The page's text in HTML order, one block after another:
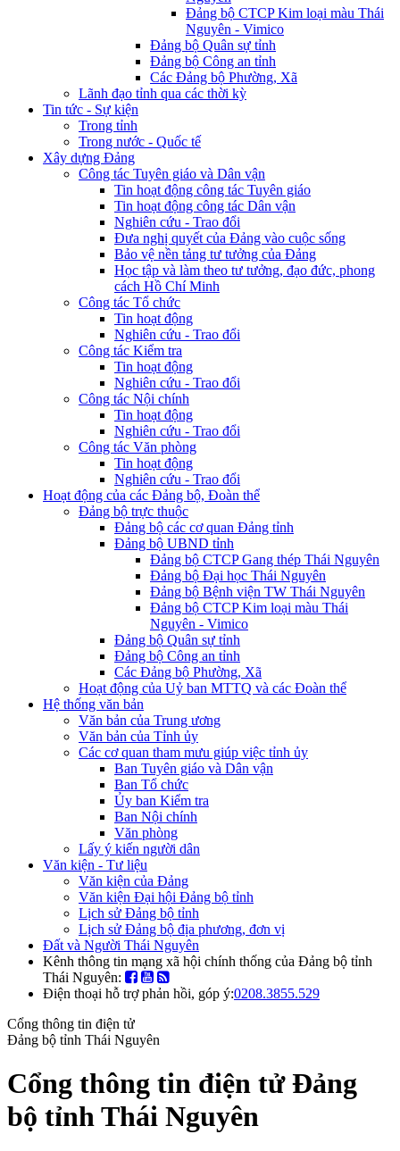
Đảng bộ CTCP Kim loại màu Thái
Nguyên - Vimico
Đảng bộ Quân sự tỉnh
Đảng bộ Công an tỉnh
Các Đảng bộ Phường, Xã
Lãnh đạo tỉnh qua các thời kỳ
Tin tức - Sự kiện
Trong tỉnh
Trong nước - Quốc tế
Xây dựng Đảng
Công tác Tuyên giáo và Dân vận
Tin hoạt động công tác Tuyên giáo
Tin hoạt động công tác Dân vận
Nghiên cứu - Trao đổi
Đưa nghị quyết của Đảng vào cuộc sống
Bảo vệ nền tảng tư tưởng của Đảng
Học tập và làm theo tư tưởng, đạo đức, phong
cách Hồ Chí Minh
Công tác Tổ chức
Tin hoạt động
Nghiên cứu - Trao đổi
Công tác Kiểm tra
Tin hoạt động
Nghiên cứu - Trao đổi
Công tác Nội chính
Tin hoạt động
Nghiên cứu - Trao đổi
Công tác Văn phòng
Tin hoạt động
Nghiên cứu - Trao đổi
Hoạt động của các Đảng bộ, Đoàn thể
Đảng bộ trực thuộc
Đảng bộ các cơ quan Đảng tỉnh
Đảng bộ UBND tỉnh
Đảng bộ CTCP Gang thép Thái Nguyên
Đảng bộ Đại học Thái Nguyên
Đảng bộ Bệnh viện TW Thái Nguyên
Đảng bộ CTCP Kim loại màu Thái
Nguyên - Vimico
Đảng bộ Quân sự tỉnh
Đảng bộ Công an tỉnh
Các Đảng bộ Phường, Xã
Hoạt động của Uỷ ban MTTQ và các Đoàn thể
Hệ thống văn bản
Văn bản của Trung ương
Văn bản của Tỉnh ủy
Các cơ quan tham mưu giúp việc tỉnh ủy
Ban Tuyên giáo và Dân vận
Ban Tổ chức
Ủy ban Kiểm tra
Ban Nội chính
Văn phòng
Lấy ý kiến người dân
Văn kiện - Tư liệu
Văn kiện của Đảng
Văn kiện Đại hội Đảng bộ tỉnh
Lịch sử Đảng bộ tỉnh
Lịch sử Đảng bộ địa phương, đơn vị
Đất và Người Thái Nguyên
Kênh thông tin mạng xã hội chính thống của Đảng bộ tỉnh
Thái Nguyên:
Điện thoại hỗ trợ phản hồi, góp ý:0208.3855.529
Cổng thông tin điện tử
Đảng bộ tỉnh Thái Nguyên
Cổng thông tin điện tử Đảng
bộ tỉnh Thái Nguyên